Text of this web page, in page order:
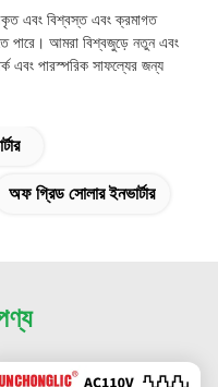
এবং বিশ্বস্ত এবং ক্রমাগত
পারে। আমরা বিশ্বজুড়ে নতুন এবং
এবং পারস্পরিক সাফল্যের জন্য
অফ গ্রিড সোলার ইনভার্টার